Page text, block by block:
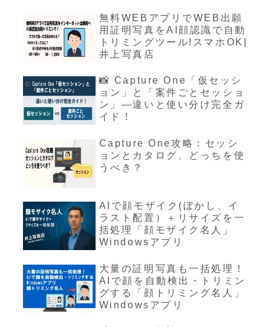
無料WEBアプリでWEB出願
用証明写真をAI顔認識で自動
トリミングツール!スマホOK|
井上写真店
📸 Capture One「仮セッシ
ョン」と「案件ごとセッショ
ン」—違いと使い分け完全ガ
イド！
Capture One攻略：セッシ
ョンとカタログ、どっちを使
うべき？
AIで顔モザイク(ぼかし、イ
ラスト配置）＋リサイズを一
括処理「顔モザイク名人」
Windowsアプリ
大量の証明写真も一括処理！
AIで顔を自動検出・トリミン
グする「顔トリミング名人」
Windowsアプリ